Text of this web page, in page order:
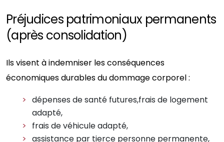
Préjudices patrimoniaux permanents
(après consolidation)
Ils visent à indemniser les conséquences
économiques durables du dommage corporel :
dépenses de santé futures,frais de logement
adapté,
frais de véhicule adapté,
assistance par tierce personne permanente,